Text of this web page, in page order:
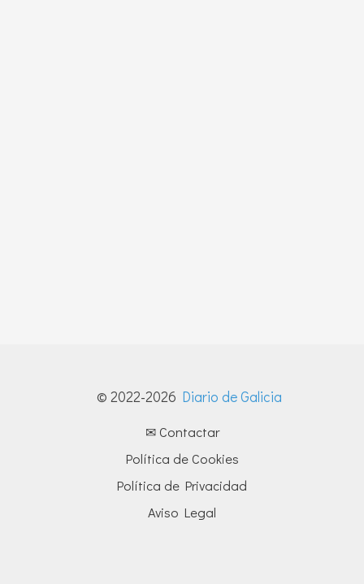
© 2022-2026 Diario de Galicia
✉ Contactar
Política de Cookies
Política de Privacidad
Aviso Legal